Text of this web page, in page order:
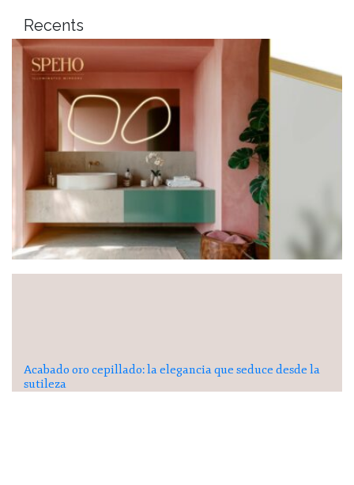
Recents
Acabado oro cepillado: la elegancia que seduce desde la
sutileza